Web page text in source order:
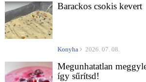
Barackos csokis kevert
Konyha 2026. 07. 08.
Megunhatatlan
így sűrítsd!